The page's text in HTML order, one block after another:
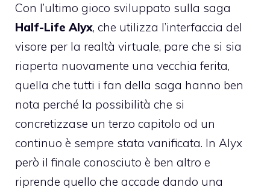
Con l’ultimo gioco sviluppato sulla saga
Half-Life Alyx, che utilizza l’interfaccia del
visore per la realtà virtuale, pare che si sia
riaperta nuovamente una vecchia ferita,
quella che tutti i fan della saga hanno ben
nota perché la possibilità che si
concretizzase un terzo capitolo od un
continuo è sempre stata vanificata. In Alyx
però il finale conosciuto è ben altro e
riprende quello che accade dando una